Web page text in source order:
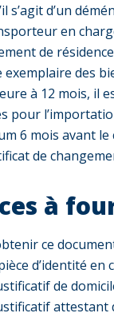
s’agit d’un
en
de
exemplaire des
à 12 mois, il
pour
6 mois avant
de
à
ce
d’identité
de
attestant